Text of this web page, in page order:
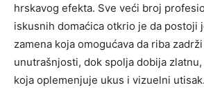
hrskavog efekta. Sve veći broj
iskusnih domaćica otkrio je da postoji
zamena koja omogućava da riba
unutrašnjosti, dok spolja dobija
koja oplemenjuje ukus i vizuelni utisak.